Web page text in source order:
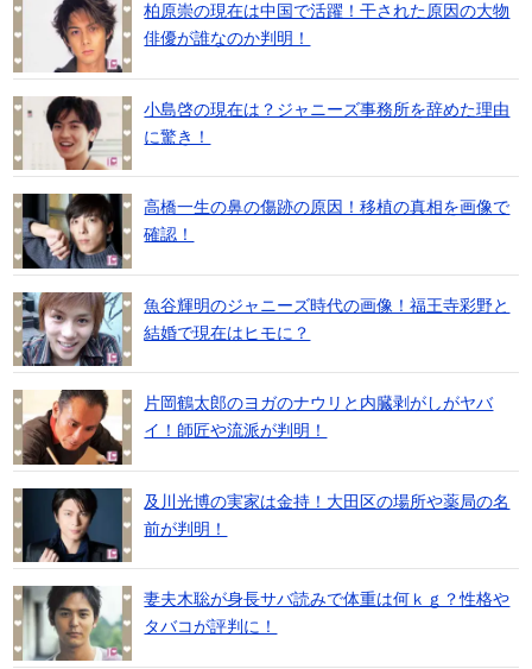
柏原崇の現在は中国で活躍！干された原因の大物
俳優が誰なのか判明！
小島啓の現在は？ジャニーズ事務所を辞めた理由
に驚き！
高橋一生の鼻の傷跡の原因！移植の真相を画像で
確認！
魚谷輝明のジャニーズ時代の画像！福王寺彩野と
結婚で現在はヒモに？
片岡鶴太郎のヨガのナウリと内臓剥がしがヤバ
イ！師匠や流派が判明！
及川光博の実家は金持！大田区の場所や薬局の名
前が判明！
妻夫木聡が身長サバ読みで体重は何ｋｇ？性格や
タバコが評判に！